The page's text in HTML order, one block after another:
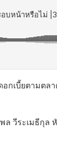
อกเบี้ยตามต
ล วีระเมธีกุ